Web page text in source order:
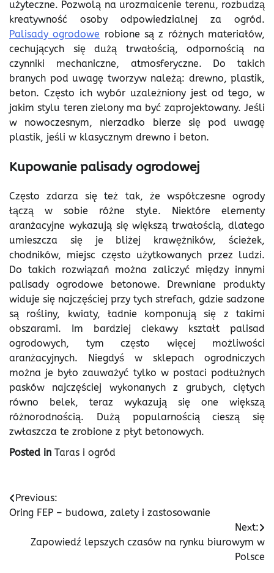
użyteczne. Pozwolą na urozmaicenie terenu, rozbudzą
kreatywność osoby odpowiedzialnej za ogród.
Palisady ogrodowe robione są z różnych materiałów,
cechujących się dużą trwałością, odpornością na
czynniki mechaniczne, atmosferyczne. Do takich
branych pod uwagę tworzyw należą: drewno, plastik,
beton. Często ich wybór uzależniony jest od tego, w
jakim stylu teren zielony ma być zaprojektowany. Jeśli
w nowoczesnym, nierzadko bierze się pod uwagę
plastik, jeśli w klasycznym drewno i beton.
Kupowanie palisady ogrodowej
Często zdarza się też tak, że współczesne ogrody
łączą w sobie różne style. Niektóre elementy
aranżacyjne wykazują się większą trwałością, dlatego
umieszcza się je bliżej krawężników, ścieżek,
chodników, miejsc często użytkowanych przez ludzi.
Do takich rozwiązań można zaliczyć między innymi
palisady ogrodowe betonowe. Drewniane produkty
widuje się najczęściej przy tych strefach, gdzie sadzone
są rośliny, kwiaty, ładnie komponują się z takimi
obszarami. Im bardziej ciekawy kształt palisad
ogrodowych, tym często więcej możliwości
aranżacyjnych. Niegdyś w sklepach ogrodniczych
można je było zauważyć tylko w postaci podłużnych
pasków najczęściej wykonanych z grubych, ciętych
równo belek, teraz wykazują się one większą
różnorodnością. Dużą popularnością cieszą się
zwłaszcza te zrobione z płyt betonowych.
Posted in Taras i ogród
Nawigacja
wpisu
Previous:
Oring FEP – budowa, zalety i zastosowanie
Next:
Zapowiedź lepszych czasów na rynku biurowym w
Polsce